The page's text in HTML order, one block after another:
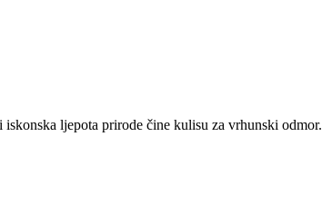
ljepota prirode čine kulisu za vrhunski odmor.